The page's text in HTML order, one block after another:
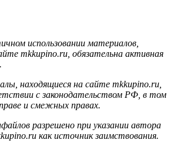
использовании материалов,
mkkupino.ru, обязательна активная
находящиеся на сайте mkkupino.ru,
с законодательством РФ, в том
и смежных правах.
разрешено при указании автора
как источник заимствования.